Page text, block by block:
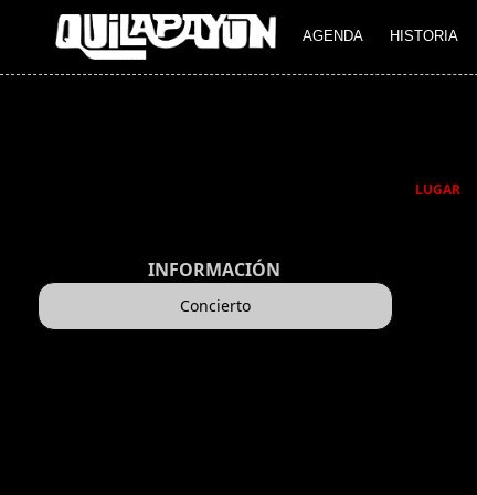
AGENDA HISTORIA
LUGAR
INFORMACIÓN
Concierto